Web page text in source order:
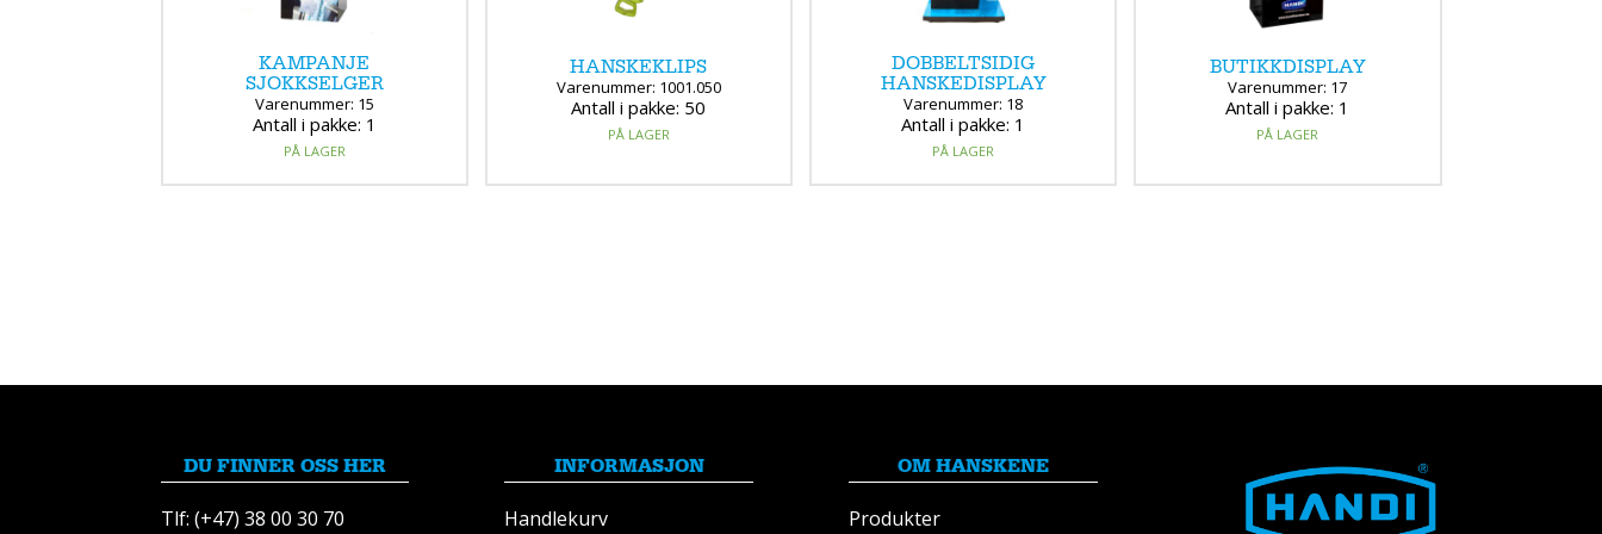
KAMPANJE
SJOKKSELGER
Varenummer: 15
Antall i pakke: 1
PÅ LAGER
HANSKEKLIPS
Varenummer: 1001.050
Antall i pakke: 50
PÅ LAGER
DOBBELTSIDIG
HANSKEDISPLAY
Varenummer: 18
Antall i pakke: 1
PÅ LAGER
BUTIKKDISPLAY
Varenummer: 17
Antall i pakke: 1
PÅ LAGER
DU FINNER OSS HER
Tlf: (+47) 38 00 30 70
INFORMASJON
Handlekurv
OM HANSKENE
Produkter